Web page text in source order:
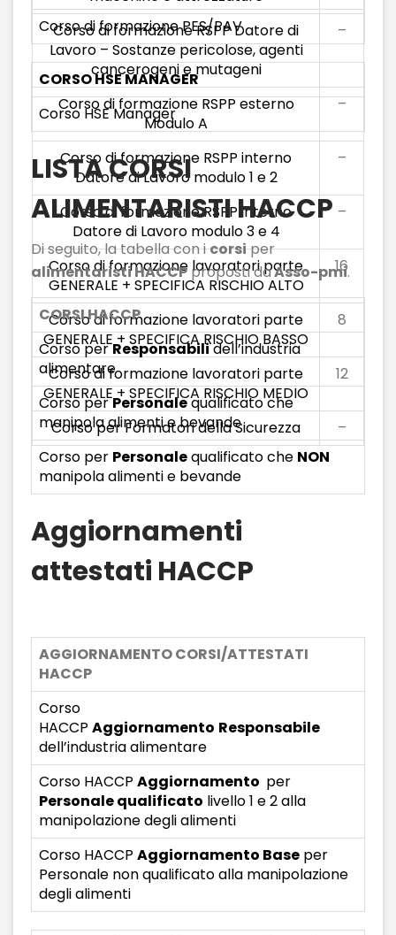
Corso di formazione RSPP Datore di
Lavoro – Sostanze pericolose, agenti
cancerogeni e mutageni
–
Corso di formazione RSPP esterno
Modulo A
–
Corso di formazione RSPP interno
Datore di Lavoro modulo 1 e 2
–
Corso di formazione RSPP interno
Datore di Lavoro modulo 3 e 4
–
Corso di formazione lavoratori parte
GENERALE + SPECIFICA RISCHIO ALTO
16
Corso di formazione lavoratori parte
GENERALE + SPECIFICA RISCHIO BASSO
8
Corso di formazione lavoratori parte
GENERALE + SPECIFICA RISCHIO MEDIO
12
Corso per Formatori della Sicurezza –
Corso di formazione PES/PAV
CORSO HSE MANAGER
Corso HSE Manager
LISTA CORSI
ALIMENTARISTI HACCP
Di seguito, la tabella con icorsiper
alimentaristi HACCPproposti daAsso-pmi.
CORSI HACCP
Corso perResponsabilidell’industria
alimentare
Corso perPersonalequalificato che
manipola alimenti e bevande
Corso per Personalequalificato che NON
manipola alimenti e bevande
Aggiornamenti
attestati HACCP
AGGIORNAMENTO CORSI/ATTESTATI
HACCP
Corso
HACCP Aggiornamento Responsabile
dell’industria alimentare
Corso HACCP Aggiornamento per
Personale qualificato livello 1 e 2 alla
manipolazione degli alimenti
Corso HACCP Aggiornamento Base per
Personale non qualificato alla manipolazione
degli alimenti